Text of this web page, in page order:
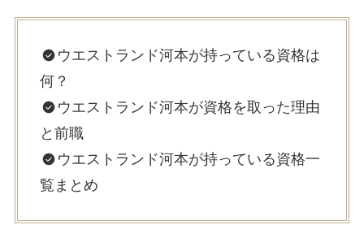
ウエストランド河本が持っている資格は
何？
ウエストランド河本が資格を取った理由
と前職
ウエストランド河本が持っている資格一
覧まとめ